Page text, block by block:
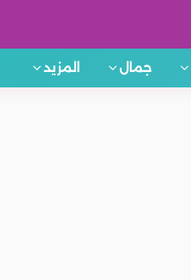
جمال المزيد